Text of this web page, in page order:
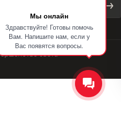
Мы онлайн
Здравствуйте! Готовы помочь
Вам. Напишите нам, если у
Вас появятся вопросы.
света